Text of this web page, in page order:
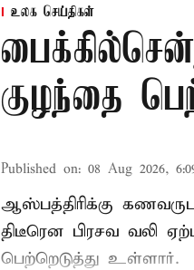
உலக செய்திகள்
குழந்தை
Published on: 08 Aug 2026,
ஆஸ்பத்திரிக்கு
திடீரென பிரசவ வலி
பெற்றெடுத்து உள்ளார்.